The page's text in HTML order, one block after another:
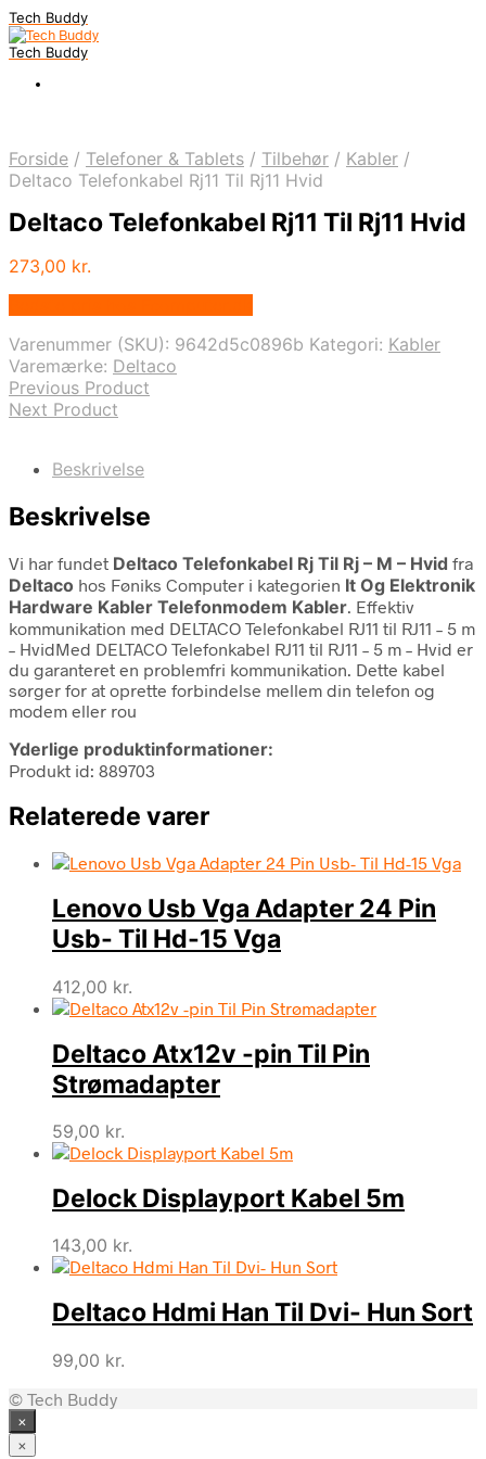
Tech Buddy
Tech Buddy
Forside / Telefoner & Tablets / Tilbehør / Kabler /
Deltaco Telefonkabel Rj11 Til Rj11 Hvid
Deltaco Telefonkabel Rj11 Til Rj11 Hvid
273,00 kr.
Varenummer (SKU): 9642d5c0896b Kategori: Kabler
Varemærke: Deltaco
Previous Product
Next Product
Beskrivelse
Beskrivelse
Vi har fundet Deltaco Telefonkabel Rj Til Rj – M – Hvid fra
Deltaco hos Føniks Computer i kategorien It Og Elektronik
Hardware Kabler Telefonmodem Kabler. Effektiv
kommunikation med DELTACO Telefonkabel RJ11 til RJ11 – 5 m
– HvidMed DELTACO Telefonkabel RJ11 til RJ11 – 5 m – Hvid er
du garanteret en problemfri kommunikation. Dette kabel
sørger for at oprette forbindelse mellem din telefon og
modem eller rou
Yderlige produktinformationer:
Produkt id: 889703
Relaterede varer
Lenovo Usb Vga Adapter 24 Pin
Usb- Til Hd-15 Vga
412,00 kr.
Deltaco Atx12v -pin Til Pin
Strømadapter
59,00 kr.
Delock Displayport Kabel 5m
143,00 kr.
Deltaco Hdmi Han Til Dvi- Hun Sort
99,00 kr.
© Tech Buddy
×
×